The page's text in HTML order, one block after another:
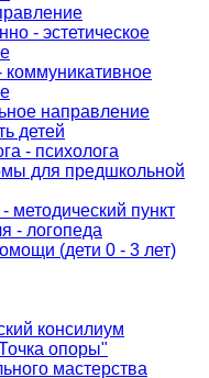
- эстетическое
направление
детей
- психолога
для предшкольной
методический пункт
- логопеда
(дети 0 - 3 лет)
консилиум
опоры"
мастерства